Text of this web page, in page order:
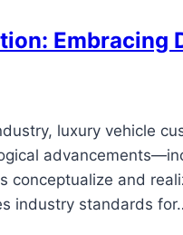
Embracing
luxury vehicle
and
industry standards